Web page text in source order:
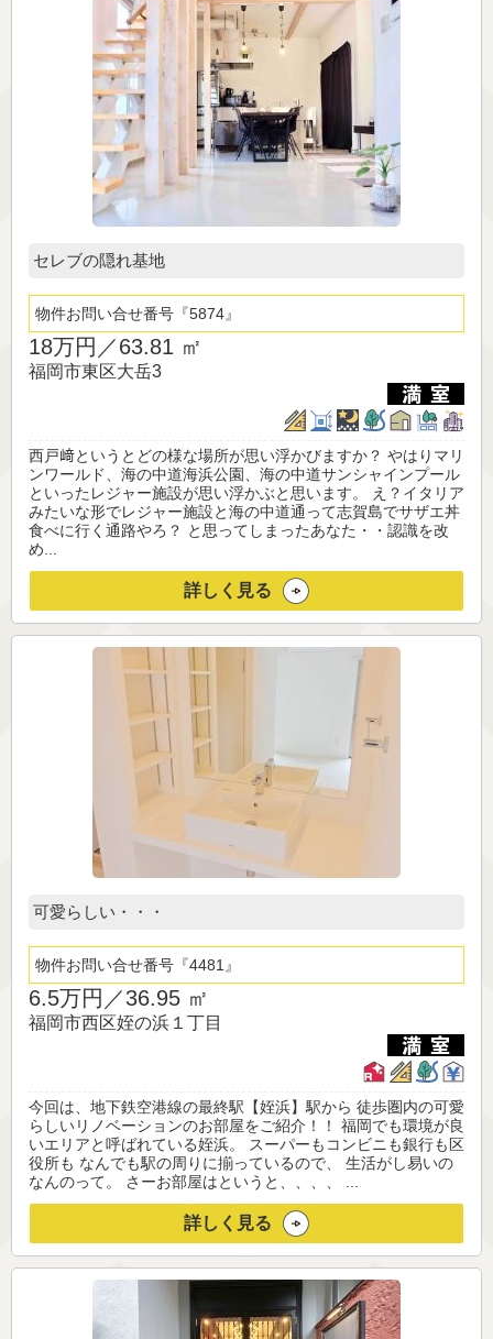
セレブの隠れ基地
物件お問い合せ番号 5874
18万円／63.81 ㎡
福岡市東区大岳3
西戸﨑というとどの様な場所が思い浮かびますか？ やはりマリ
ンワールド、海の中道海浜公園、海の中道サンシャインプール
といったレジャー施設が思い浮かぶと思います。 え？イタリア
みたいな形でレジャー施設と海の中道通って志賀島でサザエ丼
食べに行く通路やろ？ と思ってしまったあなた・・認識を改
め...
詳しく見る
可愛らしい・・・
物件お問い合せ番号 4481
6.5万円／36.95 ㎡
福岡市西区姪の浜１丁目
今回は、地下鉄空港線の最終駅【姪浜】駅から 徒歩圏内の可愛
らしいリノベーションのお部屋をご紹介！！ 福岡でも環境が良
いエリアと呼ばれている姪浜。 スーパーもコンビニも銀行も区
役所も なんでも駅の周りに揃っているので、 生活がし易いの
なんのって。 さーお部屋はというと、、、、 ...
詳しく見る